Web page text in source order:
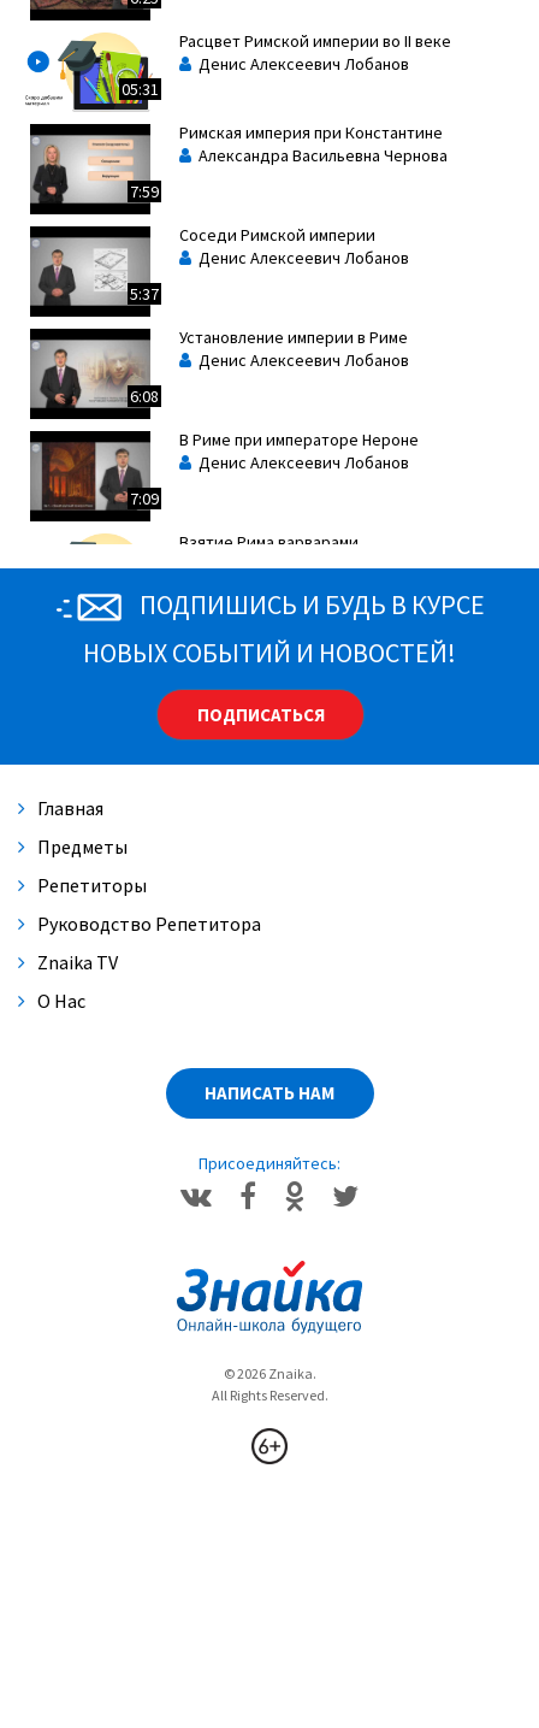
05:31
Расцвет Римской империи во II веке
Денис Алексеевич Лобанов
7:59
Римская империя при Константине
Александра Васильевна Чернова
5:37
Соседи Римской империи
Денис Алексеевич Лобанов
6:08
Установление империи в Риме
Денис Алексеевич Лобанов
7:09
В Риме при императоре Нероне
Денис Алексеевич Лобанов
07:21
Взятие Рима варварами
Александра Васильевна Чернова
«Вечный город» и его жители
Александра Васильевна Чернова
ПОДПИШИСЬ И БУДЬ В КУРСЕ
НОВЫХ СОБЫТИЙ И НОВОСТЕЙ!
ПОДПИСАТЬСЯ
Главная
Предметы
Репетиторы
Руководство Репетитора
Znaika TV
О Нас
НАПИСАТЬ НАМ
Присоединяйтесь:
© 2026 Znaika.
All Rights Reserved.